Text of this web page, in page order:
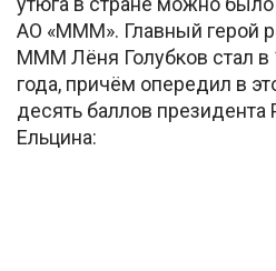
АО «МММ». Главный герой
МММ Лёня Голубков стал в
года, причём опередил в
десять баллов президента
Ельцина: